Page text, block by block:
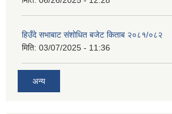
हिउँदे सभाबाट संशोधित बजेट किताब २०८१/०८२
मिति: 03/07/2025 - 11:36
अन्य